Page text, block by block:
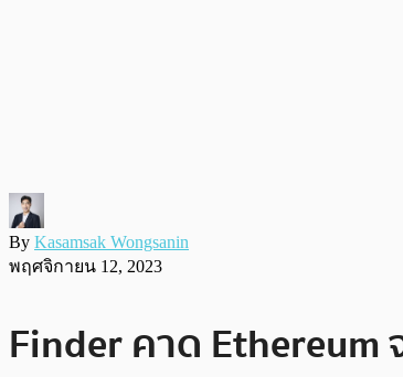
By Kasamsak Wongsanin
พฤศจิกายน 12, 2023
Finder คาด Ethereum